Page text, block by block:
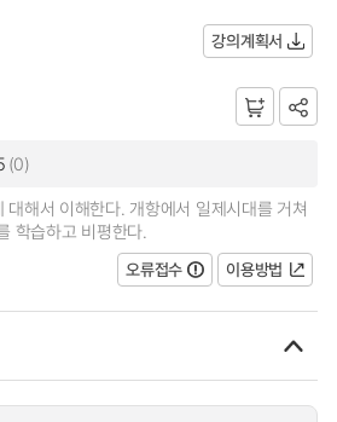
강의계획서
(0)
해서 이해한다. 개항에서 일제시대를 거쳐
학습하고 비평한다.
오류접수
이용방법